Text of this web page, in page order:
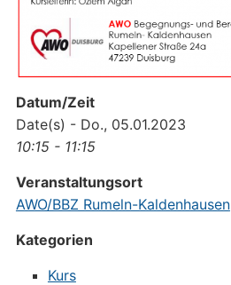
Datum/Zeit
Date(s) - Do., 05.01.2023
10:15 - 11:15
Veranstaltungsort
AWO/BBZ Rumeln-Kaldenhausen
Kategorien
Kurs